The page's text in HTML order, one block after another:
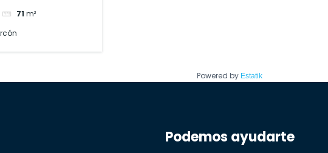
71 m²
Powered by Estatik
Podemos ayudarte